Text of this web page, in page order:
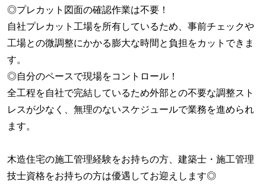
◎プレカット図面の確認作業は不要！
自社プレカット工場を所有しているため、事前チェックや
工場との微調整にかかる膨大な時間と負担をカットできま
す。
◎自分のペースで現場をコントロール！
全工程を自社で完結しているため外部との不要な調整スト
レスが少なく、無理のないスケジュールで業務を進められ
ます。
木造住宅の施工管理経験をお持ちの方、建築士・施工管理
技士資格をお持ちの方は優遇してお迎えします◎